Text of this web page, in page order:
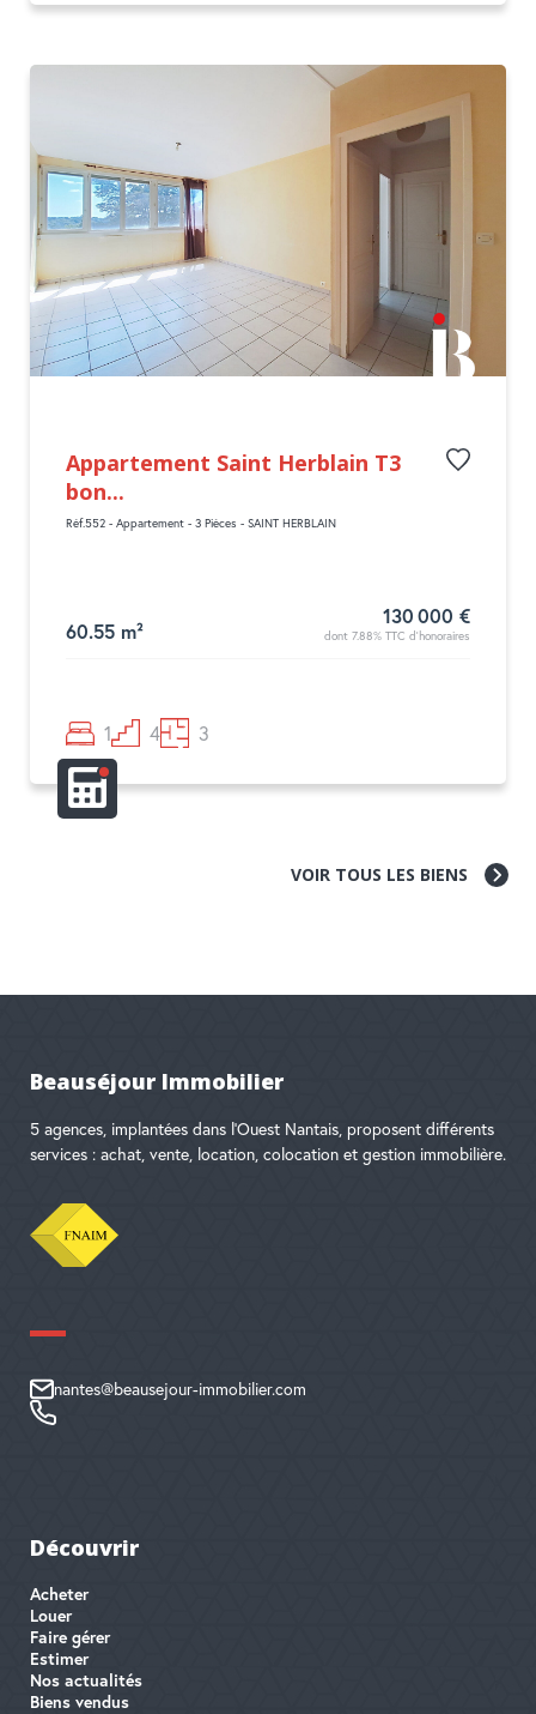
Appartement Saint Herblain T3
bon...
Réf.552 - Appartement - 3 Pièces - SAINT HERBLAIN
60.55 m²
130 000 €
dont 7.88% TTC d'honoraires
1 4 3
VOIR TOUS LES BIENS
Beauséjour Immobilier
5 agences, implantées dans l'Ouest Nantais, proposent différents
services : achat, vente, location, colocation et gestion immobilière.
nantes@beausejour-immobilier.com
Découvrir
Acheter
Louer
Faire gérer
Estimer
Nos actualités
Biens vendus